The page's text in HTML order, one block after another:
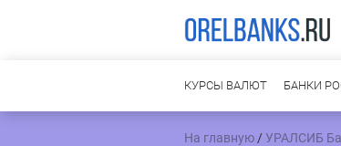
КУРСЫ ВАЛЮТ БАНКИ
На главную /УРАЛСИБ